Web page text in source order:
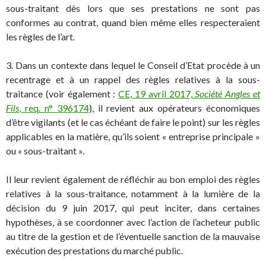
sous-traitant dès lors que ses prestations ne sont pas
conformes au contrat, quand bien même elles respecteraient
les règles de l’art.
3. Dans un contexte dans lequel le Conseil d’Etat procède à un
recentrage et à un rappel des règles relatives à la sous-
traitance (voir également :CE, 19 avril 2017,Société Angles et
Fils, req. n° 396174), il revient aux opérateurs économiques
d’être vigilants (et le cas échéant de faire le point) sur les règles
applicables en la matière, qu’ils soient « entreprise principale »
ou « sous-traitant ».
Il leur revient également de réfléchir au bon emploi des règles
relatives à la sous-traitance, notamment à la lumière de la
décision du 9 juin 2017, qui peut inciter, dans certaines
hypothèses, à se coordonner avec l’action de l’acheteur public
au titre de la gestion et de l’éventuelle sanction de la mauvaise
exécution des prestations du marché public.